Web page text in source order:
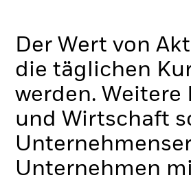
Der Wert von
die täglichen
werden.
und Wirtschaft
Unternehmen